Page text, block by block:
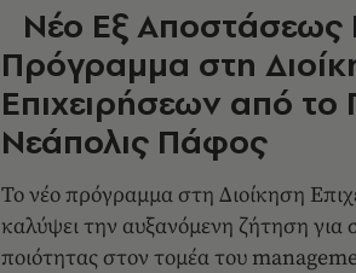
Νέο Εξ Αποστάσεως
Πρόγραμμα στη
Επιχειρήσεων από το
Νεάπολις Πάφος
Το νέο πρόγραμμα στη Διοίκηση
καλύψει την αυξανόμενη ζήτηση
ποιότητας στον τομέα του